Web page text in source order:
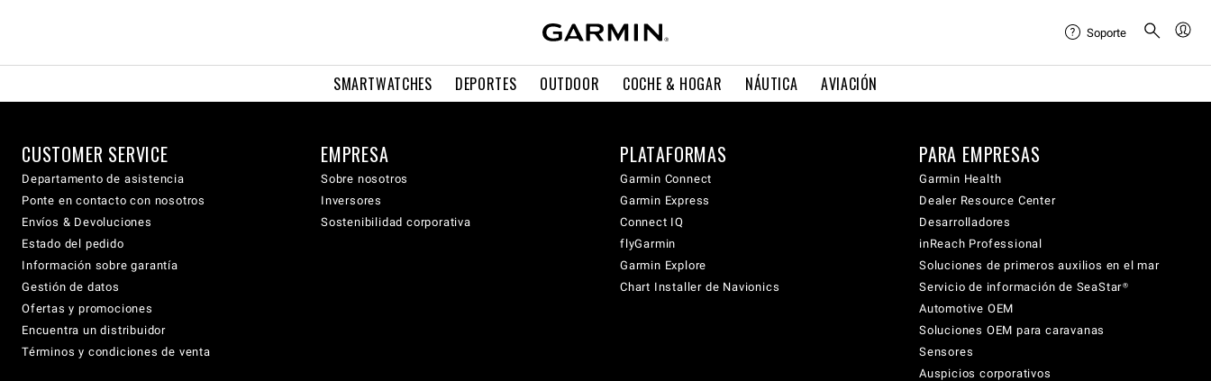
SMARTWATCHES DEPORTES OUTDOOR COCHE & HOGAR NÁUTICA AVIACIÓN
Soporte
CUSTOMER SERVICE
Departamento de asistencia
Ponte en contacto con nosotros
Envíos & Devoluciones
Estado del pedido
Información sobre garantía
Gestión de datos
Ofertas y promociones
Encuentra un distribuidor
Términos y condiciones de venta
EMPRESA
Sobre nosotros
Inversores
Sostenibilidad corporativa
PLATAFORMAS
Garmin Connect
Garmin Express
Connect IQ
flyGarmin
Garmin Explore
Chart Installer de Navionics
PARA EMPRESAS
Garmin Health
Dealer Resource Center
Desarrolladores
inReach Professional
Soluciones de primeros auxilios en el mar
Servicio de información de SeaStar®
Automotive OEM
Soluciones OEM para caravanas
Sensores
Auspicios corporativos